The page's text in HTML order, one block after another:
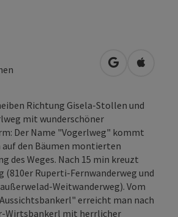
in Google
in
Richtung Gisela-Stollen und
mit wunderschöner
Der Name "Vogerlweg" kommt
auf den Bäumen montierten
des Weges. Nach 15 min kreuzt
(810er Ruperti-Fernwanderweg und
Weitwanderweg). Vom
erreicht man nach
Wirtsbankerl mit herrlicher